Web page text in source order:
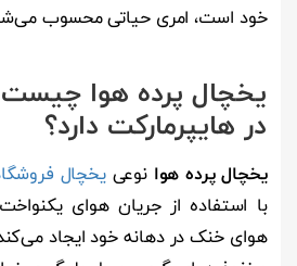
خود است، امری حیاتی محسوب
یخچال پرده هوا چیست
در هایپرمارکت دارد؟
یخچال پرده هوا نوعی یخچال
با استفاده از جریان هوای
هوای خنک در دهانه خود ایجاد